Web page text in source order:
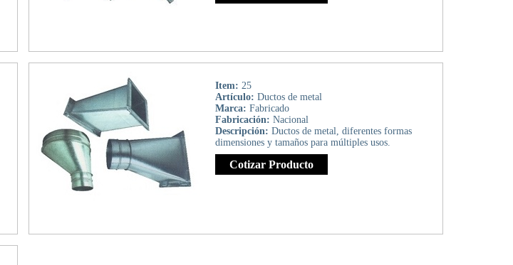
Item:25
Artículo:Ductos de metal
Marca:Fabricado
Fabricación:Nacional
Descripción:Ductos de metal, diferentes formas
dimensiones y tamaños para múltiples usos.
Cotizar Producto